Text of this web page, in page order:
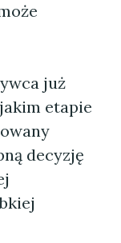
już
etapie
decyzję